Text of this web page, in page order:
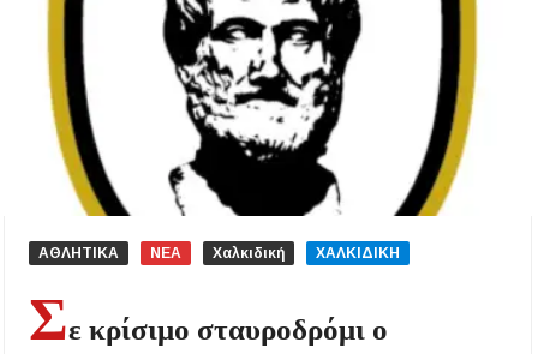
ΑΘΛΗΤΙΚΑ ΝΕΑ Χαλκιδική ΧΑΛΚΙΔΙΚΗ
Σε κρίσιμο σταυροδρόμι ο